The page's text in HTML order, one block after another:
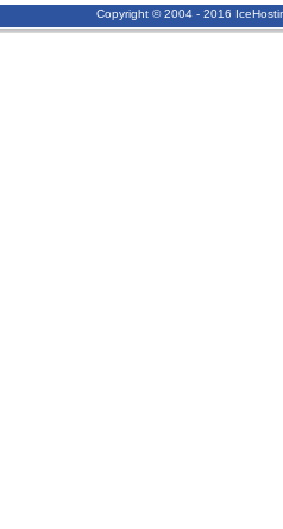
Copyright © 2004 - 2016